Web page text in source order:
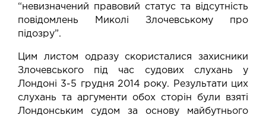
“невизначений правовий статус та відсутність
повідомлень Миколі Злочевському про
підозру”.
Цим листом одразу скористалися захисники
Злочевського під час судових слухань у
Лондоні 3-5 грудня 2014 року. Результати цих
слухань та аргументи обох сторін були взяті
Лондонським судом за основу майбутнього